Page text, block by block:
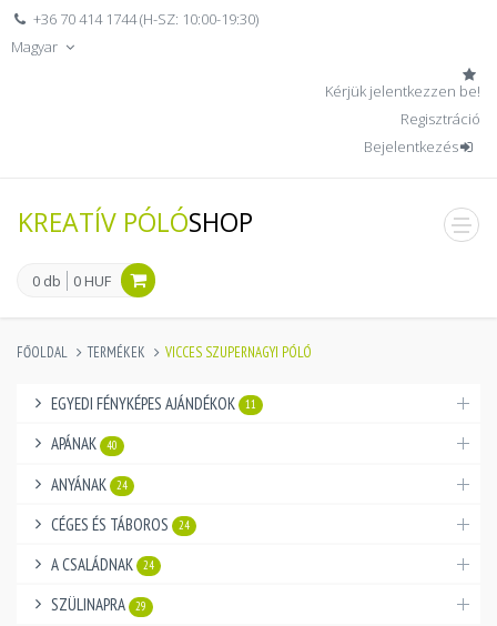
+36 70 414 1744 (H-SZ: 10:00-19:30)
Magyar
Kérjük jelentkezzen be!
Regisztráció
Bejelentkezés
KREATÍV PÓLÓSHOP
0 db 0 HUF
FŐOLDAL TERMÉKEK VICCES SZUPERNAGYI PÓLÓ
EGYEDI FÉNYKÉPES AJÁNDÉKOK 11
APÁNAK 40
ANYÁNAK 24
CÉGES ÉS TÁBOROS 24
A CSALÁDNAK 24
SZÜLINAPRA 29